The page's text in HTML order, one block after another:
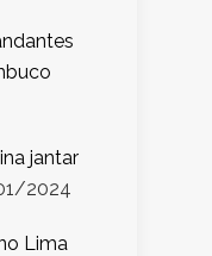
jantar
2024
Lima